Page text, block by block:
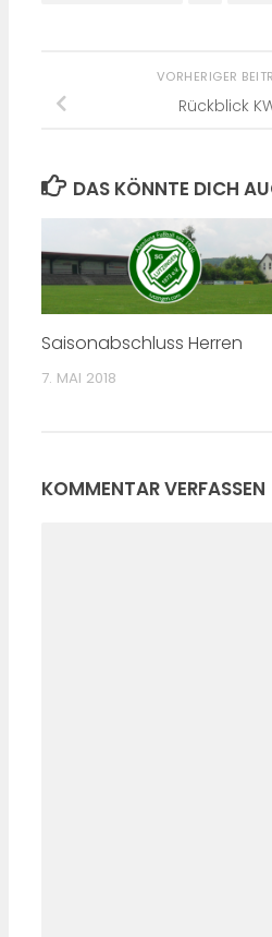
VORHERIGER
Rückblick
DAS KÖNNTE DICH
Saisonabschluss Herren
7. MAI 2018
KOMMENTAR VERFASSEN